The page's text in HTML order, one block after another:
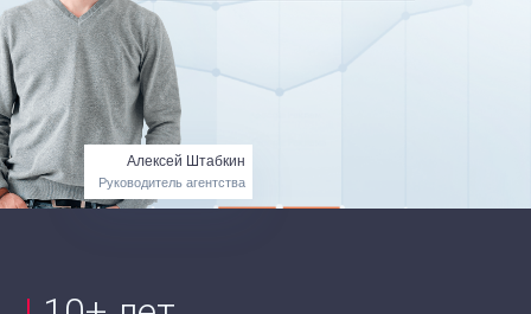
Алексей Штабкин
Руководитель агентства